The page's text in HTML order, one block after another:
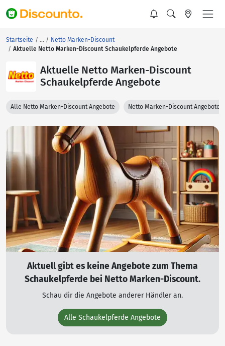
Startseite
Netto Marken-Discount
Aktuelle Netto Marken-Discount Schaukelpferde Angebote
Aktuelle Netto Marken-Discount
Schaukelpferde Angebote
Alle Netto Marken-Discount Angebote Netto Marken-Discount Angebote
Aktuell gibt es keine Angebote zum Thema
Schaukelpferde bei Netto Marken-Discount.
Schau dir die Angebote anderer Händler an.
Alle Schaukelpferde Angebote